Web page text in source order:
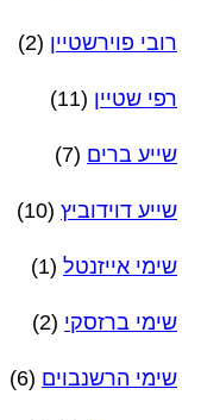
רובי פוירשטיין (2)
רפי שטיין (11)
שייע ברים (7)
שייע דוידוביץ (10)
שימי אייזנטל (1)
שימי ברזסקי (2)
שימי הרשנבוים (6)